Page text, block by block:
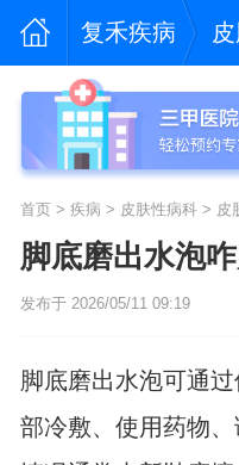
复禾疾病
首页> 疾病 > 皮肤性病科> 皮
脚底磨出水泡
发布于 2026/05/11 09:19
脚底磨出水泡可通
部冷敷、使用药物